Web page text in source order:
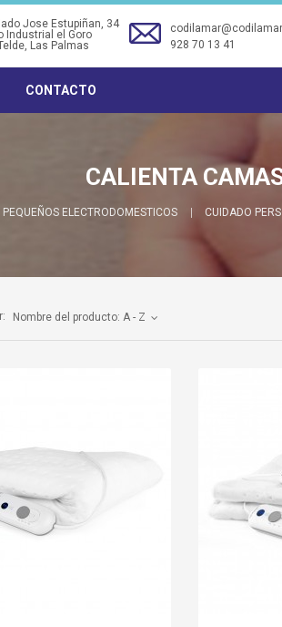
Jose Estupiñan, 34
Industrial el Goro
Las Palmas
928 70 13 41
CONTACTO
CALIENTA
PEQUEÑOS ELECTRODOMESTICOS CUIDADO
Nombre del producto: A - Z